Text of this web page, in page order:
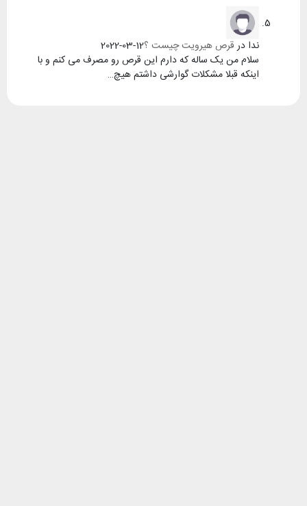
ندا درقرص هیرویت چیست ؟2022-03-12
سلام من یک ساله که دارم این قرص رو مصرف می کنم و با
اینکه قبلا مشکلات گوارشی داشتم هیچ…